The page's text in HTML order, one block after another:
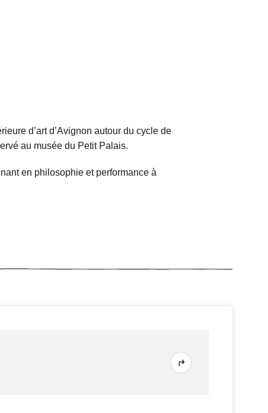
d’art d’Avignon autour du cycle de
au musée du Petit Palais.
en philosophie et performance à